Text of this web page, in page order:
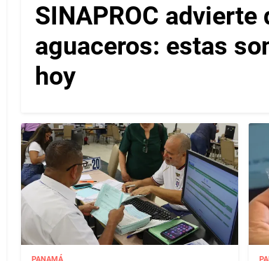
SINAPROC
aguaceros: estas
hoy